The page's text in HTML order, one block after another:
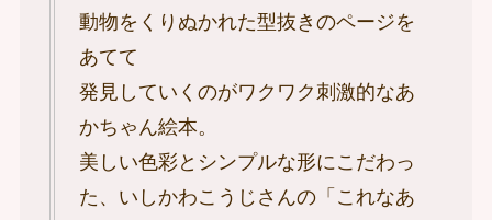
動物をくりぬかれた型抜きのページを
あてて
発見していくのがワクワク刺激的なあ
かちゃん絵本。
美しい色彩とシンプルな形にこだわっ
た、いしかわこうじさんの「これなあ